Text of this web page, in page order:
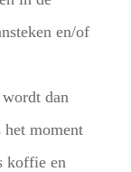
en/of
dan
het moment
koffie en